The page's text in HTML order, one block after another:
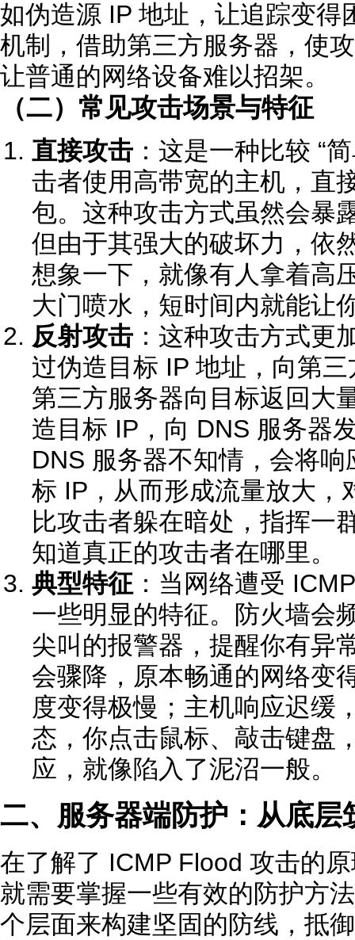
如伪造源 IP 地址，让追踪变得
机制，借助第三方服务器，使
让普通的网络设备难以招架。
（二）常见攻击场景与特征
直接攻击 ：这是一种比较 “
击者使用高带宽的主机，直
包。这种攻击方式虽然会暴
但由于其强大的破坏力，依
想象一下，就像有人拿着高
大门喷水，短时间内就能让
反射攻击 ：这种攻击方式更
过伪造目标 IP 地址，向第
第三方服务器向目标返回大
造目标 IP，向 DNS 服务器
DNS 服务器不知情，会将
标 IP，从而形成流量放大，
比攻击者躲在暗处，指挥一
知道真正的攻击者在哪里。
典型特征：当网络遭受
一些明显的特征。防火墙会
尖叫的报警器，提醒你有异
会骤降，原本畅通的网络变
度变得极慢；主机响应迟缓
态，你点击鼠标、敲击键盘
应，就像陷入了泥沼一般。
二、服务器端防护：从底层
在了解了 ICMP Flood 攻击的
就需要掌握一些有效的防护方
个层面来构建坚固的防线，抵